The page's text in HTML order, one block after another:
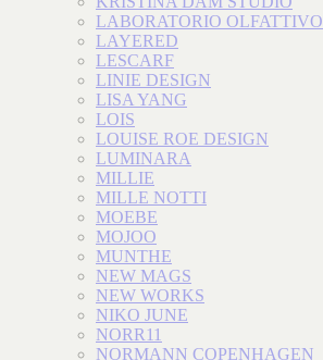
LABORATORIO OLFATTIVO
LAYERED
LESCARF
LINIE DESIGN
LISA YANG
LOIS
LOUISE ROE DESIGN
LUMINARA
MILLIE
MILLE NOTTI
MOEBE
MOJOO
MUNTHE
NEW MAGS
NEW WORKS
NIKO JUNE
NORR11
NORMANN COPENHAGEN